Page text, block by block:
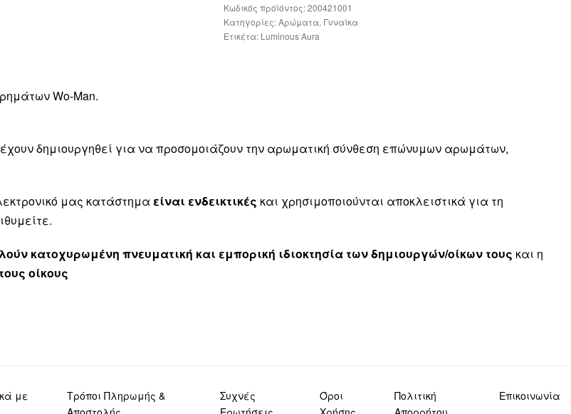
200421001
Κατηγορίες:Αρώματα, Γυναίκα
Ετικέτα: Luminous Aura
Wo-Man.
δημιουργηθεί για να προσομοιάζουν την αρωματική σύνθεση επώνυμων αρωμάτων,
μας κατάστημα είναι ενδεικτικές και χρησιμοποιούνται αποκλειστικά για τη
κατοχυρωμένη πνευματική και εμπορική ιδιοκτησία των δημιουργών/οίκων τους και η
οίκους
με
Τρόποι Πληρωμής &
Συχνές
Όροι
Πολιτική
Επικοινωνία